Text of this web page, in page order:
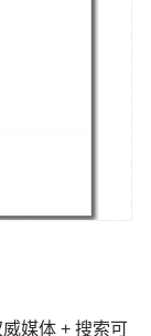
媒体 + 搜索可